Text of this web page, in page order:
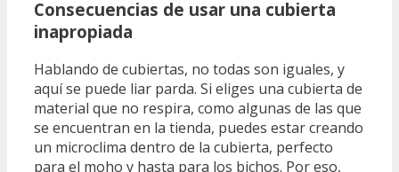
Consecuencias de usar una cubierta
inapropiada
Hablando de cubiertas, no todas son iguales, y
aquí se puede liar parda. Si eliges una cubierta de
material que no respira, como algunas de las que
se encuentran en la tienda, puedes estar creando
un microclima dentro de la cubierta, perfecto
para el moho y hasta para los bichos. Por eso,